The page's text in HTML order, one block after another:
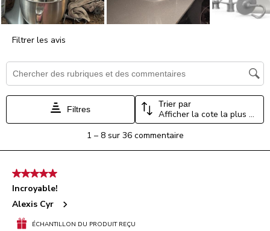
Filtrer les avis
Zone de recherche de sujet et d'avis
Filtres
Trier par
Afficher la cote la plus élevée à la plus faible
8
commentaire.
1 – 8 sur 36 commentaire
5 étoile(s) sur 5.
Incroyable!
Alexis Cyr
ÉCHANTILLON DU PRODUIT REÇU